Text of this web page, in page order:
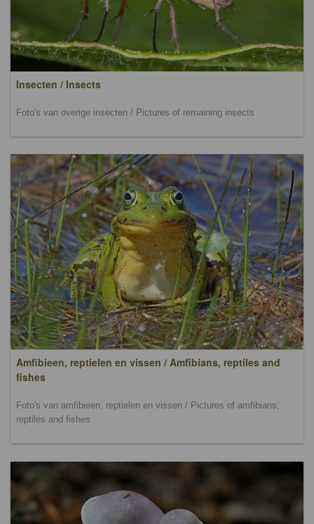
Insecten / Insects
Foto's van overige insecten / Pictures of remaining insects
Amfibieen, reptielen en vissen / Amfibians, reptiles and
fishes
Foto's van amfibieen, reptielen en vissen / Pictures of amfibians,
reptiles and fishes